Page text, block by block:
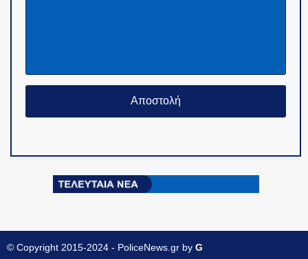
© Copyright 2015-2024 - PoliceNews.gr by G